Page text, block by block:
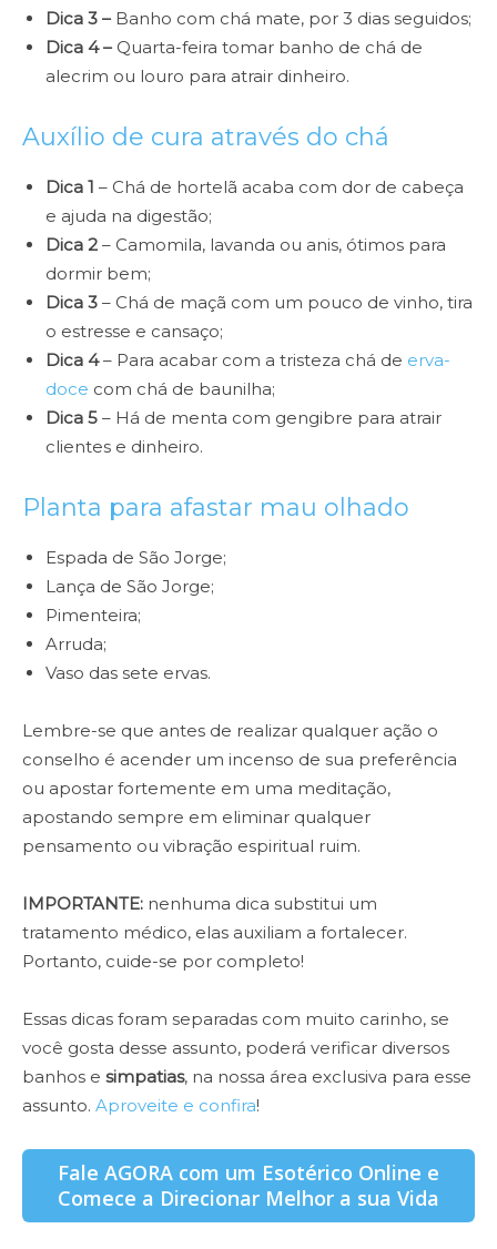
Dica 3 – Banho com chá mate, por 3 dias seguidos;
Dica 4 – Quarta-feira tomar banho de chá de
alecrim ou louro para atrair dinheiro.
Auxílio de cura através do chá
Dica 1 – Chá de hortelã acaba com dor de cabeça
e ajuda na digestão;
Dica 2 – Camomila, lavanda ou anis, ótimos para
dormir bem;
Dica 3 – Chá de maçã com um pouco de vinho, tira
o estresse e cansaço;
Dica 4– Para acabar com a tristeza chá de erva-
doce com chá de baunilha;
Dica 5 – Há de menta com gengibre para atrair
clientes e dinheiro.
Planta para afastar mau olhado
Espada de São Jorge;
Lança de São Jorge;
Pimenteira;
Arruda;
Vaso das sete ervas.
Lembre-se que antes de realizar qualquer ação o
conselho é acender um incenso de sua preferência
ou apostar fortemente em uma meditação,
apostando sempre em eliminar qualquer
pensamento ou vibração espiritual ruim.
IMPORTANTE: nenhuma dica substitui um
tratamento médico, elas auxiliam a fortalecer.
Portanto, cuide-se por completo!
Essas dicas foram separadas com muito carinho, se
você gosta desse assunto, poderá verificar diversos
banhos e simpatias, na nossa área exclusiva para esse
assunto. Aproveite e confira!
Fale AGORA com um Esotérico Online e
Comece a Direcionar Melhor a sua Vida